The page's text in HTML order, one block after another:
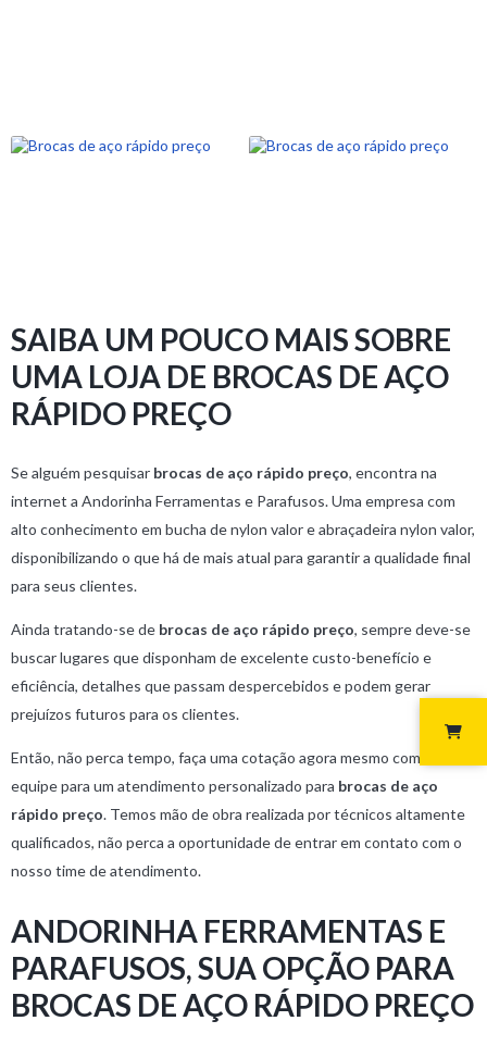
SAIBA UM POUCO MAIS SOBRE
UMA LOJA DE BROCAS DE AÇO
RÁPIDO PREÇO
Se alguém pesquisar brocas de aço rápido preço, encontra na
internet a Andorinha Ferramentas e Parafusos. Uma empresa com
alto conhecimento em bucha de nylon valor e abraçadeira nylon valor,
disponibilizando o que há de mais atual para garantir a qualidade final
para seus clientes.
Ainda tratando-se de brocas de aço rápido preço, sempre deve-se
buscar lugares que disponham de excelente custo-benefício e
eficiência, detalhes que passam despercebidos e podem gerar
prejuízos futuros para os clientes.
Então, não perca tempo, faça uma cotação agora mesmo com nossa
equipe para um atendimento personalizado para brocas de aço
rápido preço. Temos mão de obra realizada por técnicos altamente
qualificados, não perca a oportunidade de entrar em contato com o
nosso time de atendimento.
ANDORINHA FERRAMENTAS E
PARAFUSOS, SUA OPÇÃO PARA
BROCAS DE AÇO RÁPIDO PREÇO